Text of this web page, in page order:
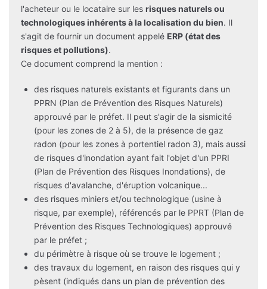
l'acheteur ou le locataire sur les risques naturels ou
technologiques inhérents à la localisation du bien. Il
s'agit de fournir un document appelé ERP (état des
risques et pollutions).
Ce document comprend la mention :
des risques naturels existants et figurants dans un
PPRN (Plan de Prévention des Risques Naturels)
approuvé par le préfet. Il peut s'agir de la sismicité
(pour les zones de 2 à 5), de la présence de gaz
radon (pour les zones à portentiel radon 3), mais aussi
de risques d'inondation ayant fait l'objet d'un PPRI
(Plan de Prévention des Risques Inondations), de
risques d'avalanche, d'éruption volcanique...
des risques miniers et/ou technologique (usine à
risque, par exemple), référencés par le PPRT (Plan de
Prévention des Risques Technologiques) approuvé
par le préfet ;
du périmètre à risque où se trouve le logement ;
des travaux du logement, en raison des risques qui y
pèsent (indiqués dans un plan de prévention des